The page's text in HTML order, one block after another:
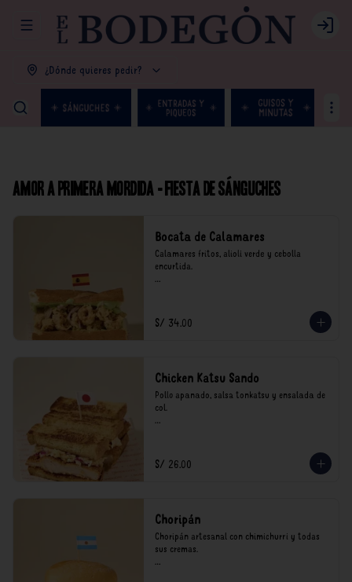
Abrir menu de navegación Login
¿Dónde quieres pedir?
Amor a primera mordida - Fiesta de Sánguches
Bocata de Calamares
Calamares fritos, alioli verde y cebolla
encurtida.
consumo.
S/ 34.00
Chicken Katsu Sando
Pollo apanado, salsa tonkatsu y ensalada de
col.
consumo.
S/ 26.00
Choripán
Choripán artesanal con chimichurri y todas
sus cremas.